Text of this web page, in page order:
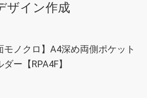
ザイン作成
モノクロ】A4深め両側ポケット
ダー【RPA4F】